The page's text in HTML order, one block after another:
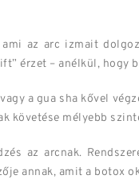
ami az arc izmait
érzet – anélkül, hogy
a gua sha kővel
követése mélyebb
az arcnak.
annak, amit a botox